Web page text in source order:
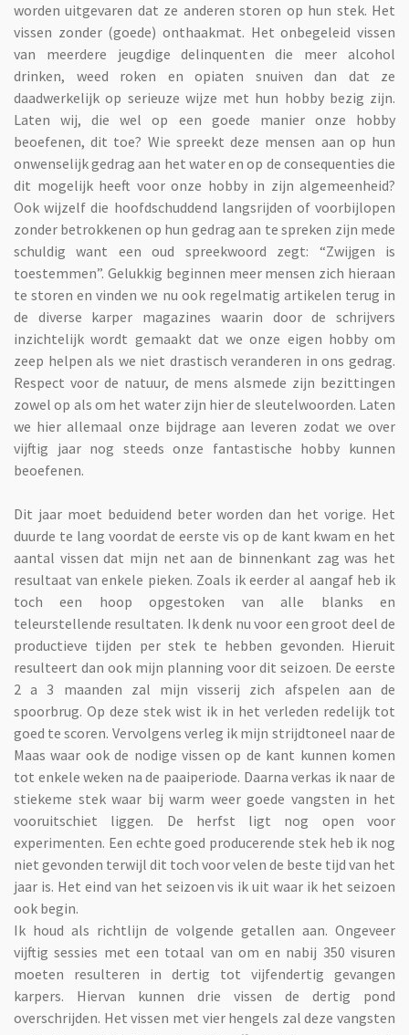
worden uitgevaren dat ze anderen storen op hun stek. Het
vissen zonder (goede) onthaakmat. Het onbegeleid vissen
van meerdere jeugdige delinquenten die meer alcohol
drinken, weed roken en opiaten snuiven dan dat ze
daadwerkelijk op serieuze wijze met hun hobby bezig zijn.
Laten wij, die wel op een goede manier onze hobby
beoefenen, dit toe? Wie spreekt deze mensen aan op hun
onwenselijk gedrag aan het water en op de consequenties die
dit mogelijk heeft voor onze hobby in zijn algemeenheid?
Ook wijzelf die hoofdschuddend langsrijden of voorbijlopen
zonder betrokkenen op hun gedrag aan te spreken zijn mede
schuldig want een oud spreekwoord zegt: “Zwijgen is
toestemmen”. Gelukkig beginnen meer mensen zich hieraan
te storen en vinden we nu ook regelmatig artikelen terug in
de diverse karper magazines waarin door de schrijvers
inzichtelijk wordt gemaakt dat we onze eigen hobby om
zeep helpen als we niet drastisch veranderen in ons gedrag.
Respect voor de natuur, de mens alsmede zijn bezittingen
zowel op als om het water zijn hier de sleutelwoorden. Laten
we hier allemaal onze bijdrage aan leveren zodat we over
vijftig jaar nog steeds onze fantastische hobby kunnen
beoefenen.
Dit jaar moet beduidend beter worden dan het vorige. Het
duurde te lang voordat de eerste vis op de kant kwam en het
aantal vissen dat mijn net aan de binnenkant zag was het
resultaat van enkele pieken. Zoals ik eerder al aangaf heb ik
toch een hoop opgestoken van alle blanks en
teleurstellende resultaten. Ik denk nu voor een groot deel de
productieve tijden per stek te hebben gevonden. Hieruit
resulteert dan ook mijn planning voor dit seizoen. De eerste
2 a 3 maanden zal mijn visserij zich afspelen aan de
spoorbrug. Op deze stek wist ik in het verleden redelijk tot
goed te scoren. Vervolgens verleg ik mijn strijdtoneel naar de
Maas waar ook de nodige vissen op de kant kunnen komen
tot enkele weken na de paaiperiode. Daarna verkas ik naar de
stiekeme stek waar bij warm weer goede vangsten in het
vooruitschiet liggen. De herfst ligt nog open voor
experimenten. Een echte goed producerende stek heb ik nog
niet gevonden terwijl dit toch voor velen de beste tijd van het
jaar is. Het eind van het seizoen vis ik uit waar ik het seizoen
ook begin.
Ik houd als richtlijn de volgende getallen aan. Ongeveer
vijftig sessies met een totaal van om en nabij 350 visuren
moeten resulteren in dertig tot vijfendertig gevangen
karpers. Hiervan kunnen drie vissen de dertig pond
overschrijden. Het vissen met vier hengels zal deze vangsten